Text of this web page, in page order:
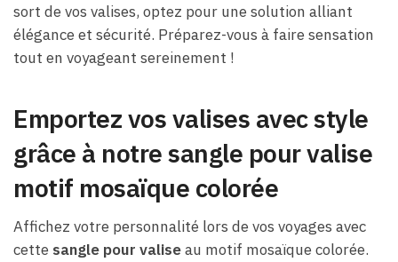
sort de vos valises, optez pour une solution alliant
élégance et sécurité. Préparez-vous à faire sensation
tout en voyageant sereinement !
Emportez vos valises avec style
grâce à notre sangle pour valise
motif mosaïque colorée
Affichez votre personnalité lors de vos voyages avec
cette sangle pour valiseau motif mosaïque colorée.